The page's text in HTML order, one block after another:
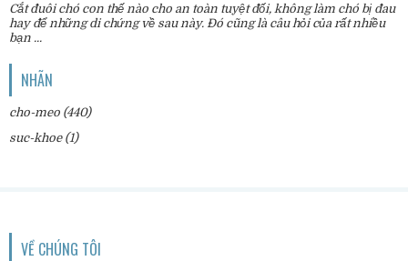
Cắt đuôi chó con thế nào cho an toàn tuyệt đối, không làm chó bị đau
hay để những di chứng về sau này. Đó cũng là câu hỏi của rất nhiều
bạn ...
NHÃN
cho-meo (440)
suc-khoe (1)
VỀ CHÚNG TÔI